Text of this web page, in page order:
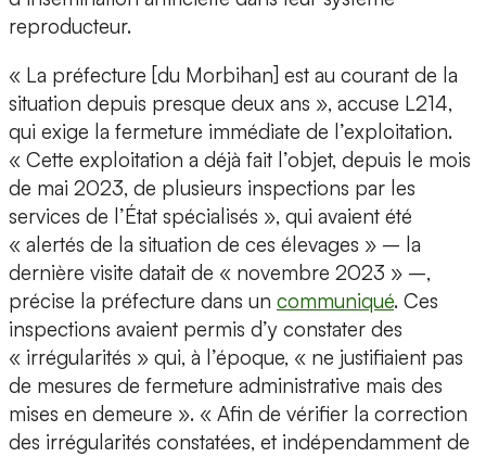
reproducteur.
« La préfecture [du Morbihan] est au courant de la
situation depuis presque deux ans », accuse L214,
qui exige la fermeture immédiate de l’exploitation.
« Cette exploitation a déjà fait l’objet, depuis le mois
de mai 2023, de plusieurs inspections par les
services de l’État spécialisés », qui avaient été
« alertés de la situation de ces élevages » – la
dernière visite datait de « novembre 2023 » –,
précise la préfecture dans un communiqué. Ces
inspections avaient permis d’y constater des
« irrégularités » qui, à l’époque, « ne justifiaient pas
de mesures de fermeture administrative mais des
mises en demeure ». « Afin de vérifier la correction
des irrégularités constatées, et indépendamment de